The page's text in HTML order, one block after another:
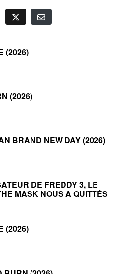
(2026)
(2026)
BRAND NEW DAY (2026)
DE FREDDY 3, LE
MASK NOUS A QUITTÉS
(2026)